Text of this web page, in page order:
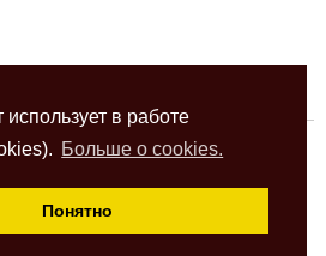
использует в работе
Больше о cookies.
Понятно
999 +7 (989) 620-
18а, с 10 до